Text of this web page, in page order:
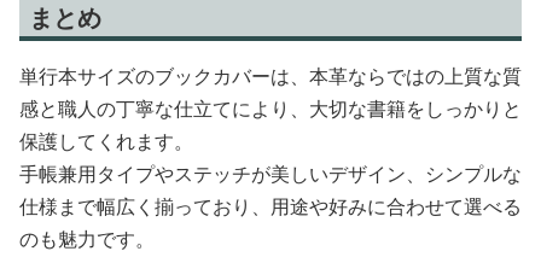
まとめ
単行本サイズのブックカバーは、本革ならではの上質な質
感と職人の丁寧な仕立てにより、大切な書籍をしっかりと
保護してくれます。
手帳兼用タイプやステッチが美しいデザイン、シンプルな
仕様まで幅広く揃っており、用途や好みに合わせて選べる
のも魅力です。